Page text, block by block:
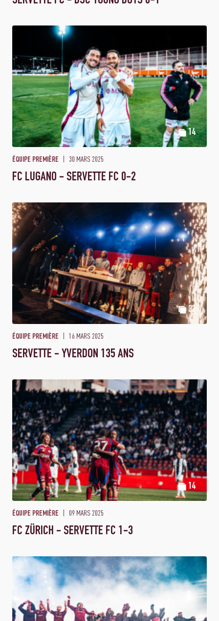
14
ÉQUIPE PREMIÈRE 30 MARS 2025
FC LUGANO - SERVETTE FC 0-2
32
ÉQUIPE PREMIÈRE 16 MARS 2025
SERVETTE - YVERDON 135 ANS
14
ÉQUIPE PREMIÈRE 09 MARS 2025
FC ZÜRICH - SERVETTE FC 1-3